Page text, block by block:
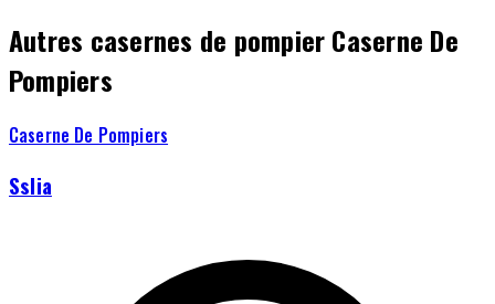
Autres casernes de pompier Caserne De
Pompiers
Caserne De Pompiers
Sslia